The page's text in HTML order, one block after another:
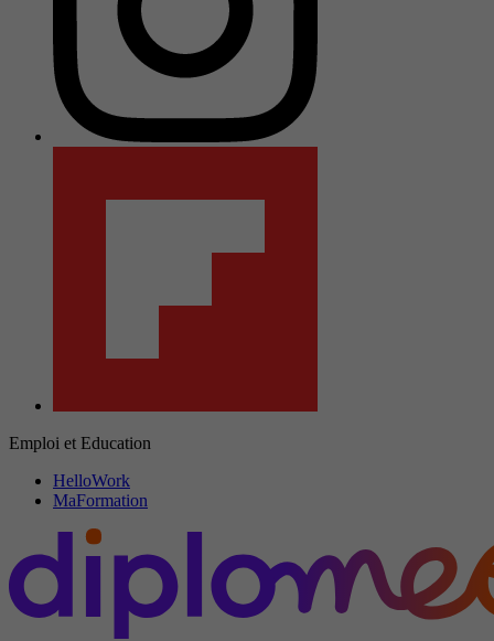
Emploi et Education
HelloWork
MaFormation